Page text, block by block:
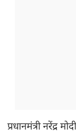
प्रधानमंत्री नरेंद्र